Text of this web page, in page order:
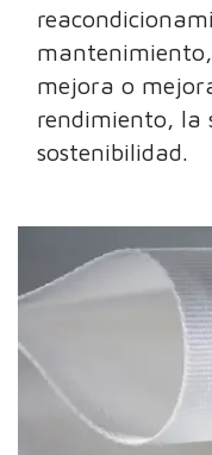
mantenimiento,
mejora o
rendimiento, la
sostenibilidad.